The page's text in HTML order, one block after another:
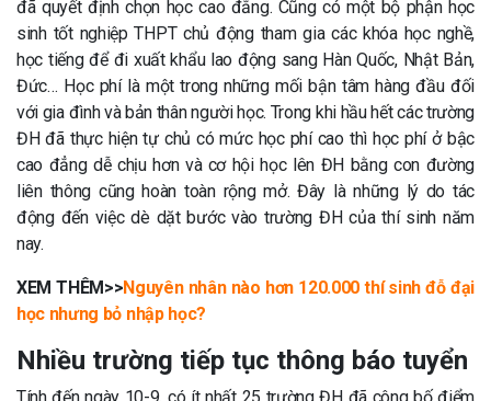
đã quyết định chọn học cao đẳng. Cũng có một bộ phận học
sinh tốt nghiệp THPT chủ động tham gia các khóa học nghề,
học tiếng để đi xuất khẩu lao động sang Hàn Quốc, Nhật Bản,
Đức… Học phí là một trong những mối bận tâm hàng đầu đối
với gia đình và bản thân người học. Trong khi hầu hết các trường
ĐH đã thực hiện tự chủ có mức học phí cao thì học phí ở bậc
cao đẳng dễ chịu hơn và cơ hội học lên ĐH bằng con đường
liên thông cũng hoàn toàn rộng mở. Đây là những lý do tác
động đến việc dè dặt bước vào trường ĐH của thí sinh năm
nay.
XEM THÊM>>Nguyên nhân nào hơn 120.000 thí sinh đỗ đại
học nhưng bỏ nhập học?
Nhiều trường tiếp tục thông báo tuyển
Tính đến ngày 10-9, có ít nhất 25 trường ĐH đã công bố điểm